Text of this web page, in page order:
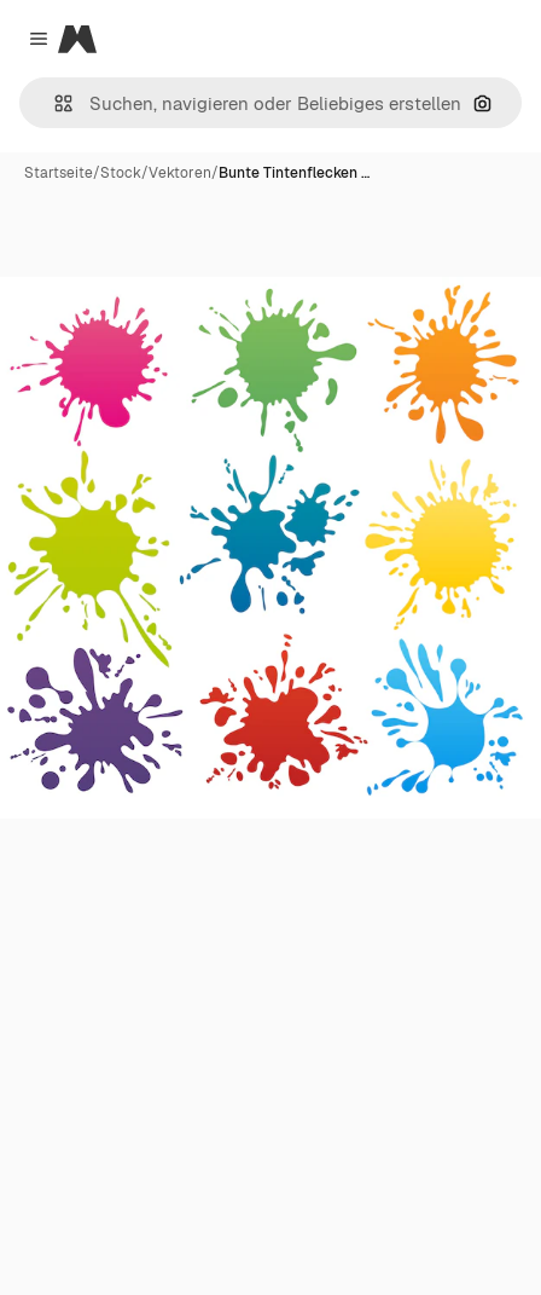
Close menu
Magnific
Nach
Startseite/Stock/Vektoren/Bunte Tintenflecken …